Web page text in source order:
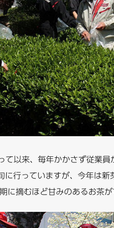
以来、毎年かかさず従業員
に行っていますが、今年は
に摘むほど甘みのあるお茶